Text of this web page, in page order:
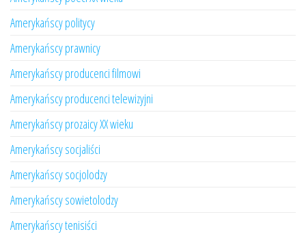
Amerykańscy politycy
Amerykańscy prawnicy
Amerykańscy producenci filmowi
Amerykańscy producenci telewizyjni
Amerykańscy prozaicy XX wieku
Amerykańscy socjaliści
Amerykańscy socjolodzy
Amerykańscy sowietolodzy
Amerykańscy tenisiści